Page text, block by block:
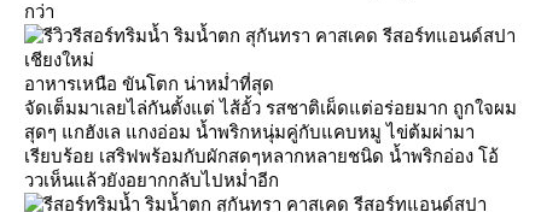
กว่า
อาหารเหนือ ขันโตก น่าหม่ำที่สุด
จัดเต็มมาเลยไล่กันตั้งแต่ ไส้อั้ว รสชาติเผ็ดแต่อร่อยมาก ถูกใจผม
สุดๆ แกฮังเล แกงอ่อม น้ำพริกหนุ่มคู่กับแคบหมู ไข่ต้มผ่ามา
เรียบร้อย เสริฟพร้อมกับผักสดๆหลากหลายชนิด น้ำพริกอ่อง โอ้
ววเห็นแล้วยังอยากกลับไปหม่ำอีก